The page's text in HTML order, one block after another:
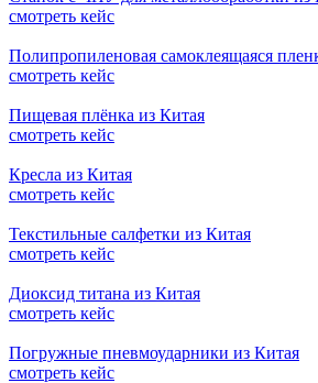
смотреть кейс
Полипропиленовая самоклеящаяся
смотреть кейс
Пищевая плёнка из Китая
смотреть кейс
Кресла из Китая
смотреть кейс
Текстильные салфетки из Китая
смотреть кейс
Диоксид титана из Китая
смотреть кейс
Погружные пневмоударники из Китая
смотреть кейс